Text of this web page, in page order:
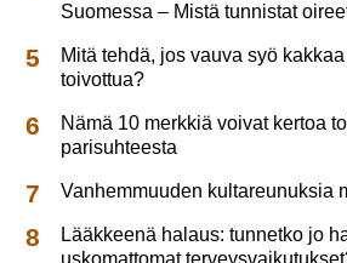
Suomessa – Mistä tunnistat
Mitä tehdä, jos vauva syö
toivottua?
Nämä 10 merkkiä voivat kertoa
parisuhteesta
Vanhemmuuden kultareunuksia
Lääkkeenä halaus: tunnetko jo